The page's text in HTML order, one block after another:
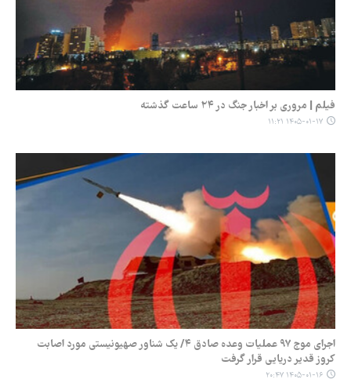
فیلم | مروری بر اخبار جنگ در ۲۴ ساعت گذشته
۱۴۰۵-۰۱-۱۷ ۱۱:۲۱
اجرای موج ۹۷ عملیات وعده صادق ۴/ یک شناور صهیونیستی مورد اصابت
کروز قدیر دریایی قرار گرفت
۱۴۰۵-۰۱-۱۶ ۲۰:۴۷